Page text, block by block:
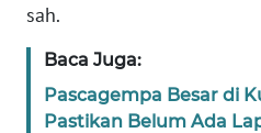
sah.
Baca Juga:
Pascagempa Besar di
Pastikan Belum Ada